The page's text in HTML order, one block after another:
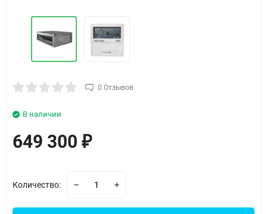
0 Отзывов
В наличии
649 300 ₽
Количество: